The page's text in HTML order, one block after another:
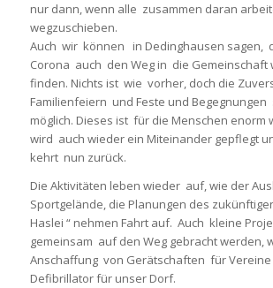
nur dann, wenn alle zusammen daran
wegzuschieben.
Auch wir können in Dedinghausen sagen,
Corona auch den Weg in die Gemeinschaft
finden. Nichts ist wie vorher, doch die
Familienfeiern und Feste und
möglich. Dieses ist für die Menschen enorm
wird auch wieder ein Miteinander gepflegt
kehrt nun zurück.
Die Aktivitäten leben wieder auf, wie der
Sportgelände, die Planungen des
Haslei “ nehmen Fahrt auf. Auch kleine
gemeinsam auf den Weg gebracht werden,
Anschaffung von Gerätschaften für Vereine
Defibrillator für unser Dorf.